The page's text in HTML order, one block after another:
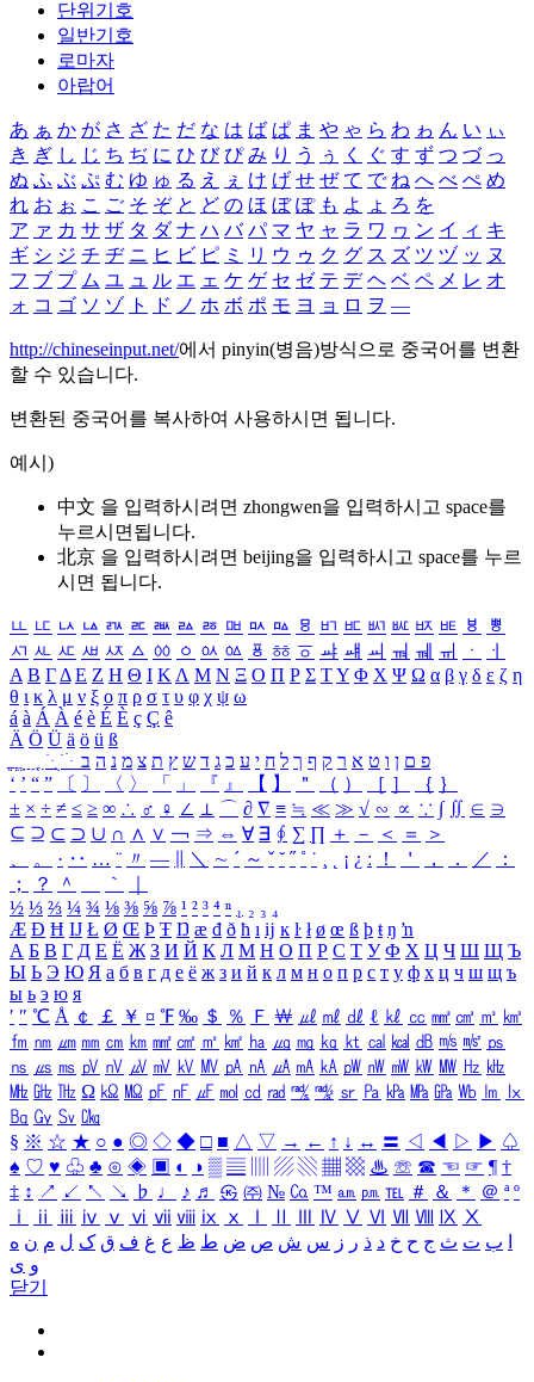
단위기호
일반기호
로마자
아랍어
あ ぁ か が さ ざ た だ な は ば ぱ ま や ゃ ら わ ゎ ん い ぃ
き ぎ し じ ち ぢ に ひ び ぴ み り う ぅ く ぐ す ず つ づ っ
ぬ ふ ぶ ぷ む ゆ ゅ る え ぇ け げ せ ぜ て で ね へ べ ぺ め
れ お ぉ こ ご そ ぞ と ど の ほ ぼ ぽ も よ ょ ろ を
ア ァ カ サ ザ タ ダ ナ ハ バ パ マ ヤ ャ ラ ワ ヮ ン イ ィ キ
ギ シ ジ チ ヂ ニ ヒ ビ ピ ミ リ ウ ゥ ク グ ス ズ ツ ヅ ッ ヌ
フ ブ プ ム ユ ュ ル エ ェ ケ ゲ セ ゼ テ デ ヘ ベ ペ メ レ オ
ォ コ ゴ ソ ゾ ト ド ノ ホ ボ ポ モ ヨ ョ ロ ヲ ―
http://chineseinput.net/에서 pinyin(병음)방식으로 중국어를 변환
할 수 있습니다.
변환된 중국어를 복사하여 사용하시면 됩니다.
예시)
中文 을 입력하시려면 zhongwen을 입력하시고 space를
누르시면됩니다.
北京 을 입력하시려면 beijing을 입력하시고 space를 누르
시면 됩니다.
ㅥ ㅦ ㅧ ㅨ ㅩ ㅪ ㅫ ㅬ ㅭ ㅮ ㅯ ㅰ ㅱ ㅲ ㅳ ㅴ ㅵ ㅶ ㅷ ㅸ
ㅹ
ㅺ ㅻ ㅼ ㅽ ㅾ ㅿ ㆀ ㆁ ㆂ ㆃ ㆄ ㆅ ㆆ ㆇ ㆈ ㆉ ㆊ ㆋ ㆌ ㆍ
ㆎ
Α Β ΓΔ Ε Ζ Η Θ Ι ΚΛ Μ Ν Ξ Ο Π Ρ Σ ΤΥ Φ Χ Ψ Ω α β γ δ ε ζ η
θ ι κ λ μ ν ξ ο π ρ σ τ υ φ χ ψ ω
á à Á À é è É È ç Ç ê
Ä Ö Ü ä ö ü ß
ִֶֹ ֻּ ׁׂ פ ם ן ו ט א ר ק ף ך ל ח י ע כ ג ד ש ץ ת צ מ נ ה ב
‘ ’ “ ” 〔 〕 〈 〉 「 」 『 』 【 】 ＂ （ ） ［ ］ ｛ ｝
± × ÷ ≠ ≤ ≥ ∞ ∴ ♂ ♀ ∠ ⊥ ⌒ ∂ ∇ ≡ ≒ ≪ ≫ √ ∽ ∝ ∵ ∫ ∬ ∈ ∋
⊆ ⊇ ⊂ ⊃ ∪ ∩ ∧ ∨ ￢ ⇒ ⇔ ∀ ∃ ∮ ∑ ∏ ＋ － ＜ ＝
＞
、
。 · ‥ … ¨ 〃 ― ＼ ∼ ´ ～ ˇ ˘ ˝ ˚ ˙ ¸ ¡ ¿ ː ！ ＇ ， ． ／
：
；
？ ＾ ｀
½ ⅓ ⅔ ¼ ¾ ⅛ ⅜ ⅝ ⅞ ¹ ² ³ ⁴ ⁿ ₁ ₂ ₃ ₄
Æ Ð Ħ Ĳ Ł Ø Œ Þ Ŧ Ŋ æ đ ð ħ ı ĳ ĸ ŀ ł ø œ ß þ ŧ ŋ ŉ
А Б В Г Д Е Ё Ж З И Й К Л М Н О П Р С Т У Ф Х Ц Ч Ш Щ Ъ
Ы Ь Э Ю Я а б в г д е ё ж з и й к л м н о п р с т у ф х ц ч ш щ ъ
ы ь э ю я
′ ″ ℃ Å ￠ ￡ ￥ ¤ ℉ ‰ ＄ ％ Ｆ ￦ ㎕ ㎖ ㎗ ℓ ㎘ ㏄ ㎣ ㎤ ㎥ ㎦
㎙ ㎚ ㎛ ㎜ ㎝ ㎞ ㎟ ㎠ ㎡ ㎢ ㏊ ㎍ ㎎ ㎏ ㏏ ㎈ ㎉ ㏈ ㎧ ㎨ ㎰
㎱ ㎲ ㎳ ㎴ ㎵ ㎶ ㎷ ㎸ ㎹ ㎀ ㎁ ㎂ ㎃ ㎄ ㎺ ㎻ ㎽ ㎾ ㎿ ㎐ ㎑
㎒ ㎓ ㎔ Ω ㏀ ㏁ ㎊ ㎋ ㎌ ㏖ ㏅ ㎭ ㎮ ㎯ ㏛ ㎩ ㎪ ㎫ ㎬ ㏝ ㏐
㏓
㏃ ㏉ ㏜ ㏆
§ ※ ☆ ★ ○ ● ◎ ◇ ◆ □ ■ △ ▽ → ← ↑ ↓ ↔ 〓 ◁ ◀ ▷ ▶ ♤
♠ ♡ ♥ ♧ ♣ ⊙ ◈ ▣ ◐ ◑ ▒ ▤ ▨ ▧ ▦ ▩ ♨ ☏ ☎ ☜ ☞ ¶ †
‡ ↕ ↗ ↙ ↖ ↘ ♭ ♩ ♪ ♬ ㉿ ㈜ № ㏇ ™ ㏂ ㏘ ℡ ＃ ＆ ＊ ＠ ª º
ⅰ
ⅱ ⅲ ⅳ ⅴ ⅵ ⅶ ⅷ ⅸ ⅹ Ⅳ Ⅴ Ⅵ Ⅶ Ⅷ Ⅸ Ⅹ
ب ت ث ج ح خ د ذ ر ز س ش ص ض ط ظ ع غ ف ق ک ل م ن ه
و ی
닫기